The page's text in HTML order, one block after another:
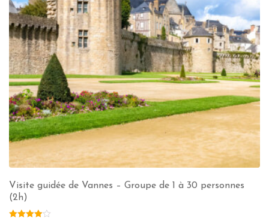
Visite guidée de Vannes – Groupe de 1 à 30 personnes
(2h)